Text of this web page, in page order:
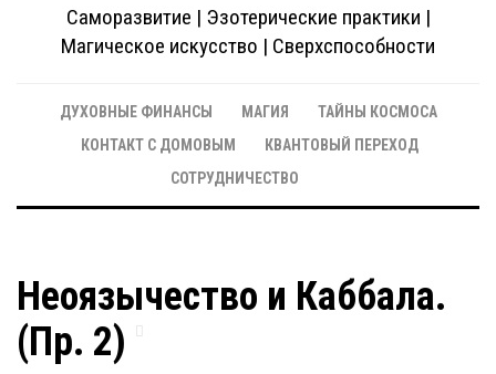
Саморазвитие | Эзотерические практики |
Магическое искусство | Сверхспособности
ДУХОВНЫЕ ФИНАНСЫ МАГИЯ
ТАЙНЫ КОСМОСА
КОНТАКТ С ДОМОВЫМ
КВАНТОВЫЙ ПЕРЕХОД
СОТРУДНИЧЕСТВО
Неоязычество и Каббала.
(Пр. 2)